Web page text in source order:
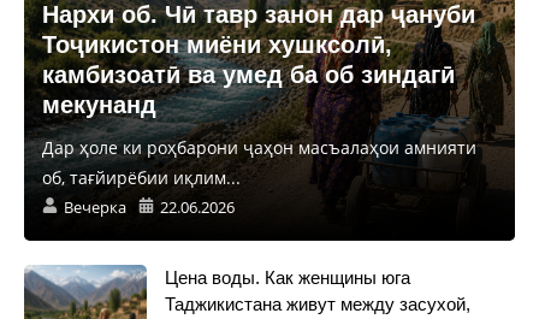
Нархи об. Чӣ тавр занон дар ҷануби
Тоҷикистон миёни хушксолӣ,
камбизоатӣ ва умед ба об зиндагӣ
мекунанд
Дар ҳоле ки роҳбарони ҷаҳон масъалаҳои амнияти
об, тағйирёбии иқлим...
Вечерка 22.06.2026
Цена воды. Как женщины юга
Таджикистана живут между засухой,